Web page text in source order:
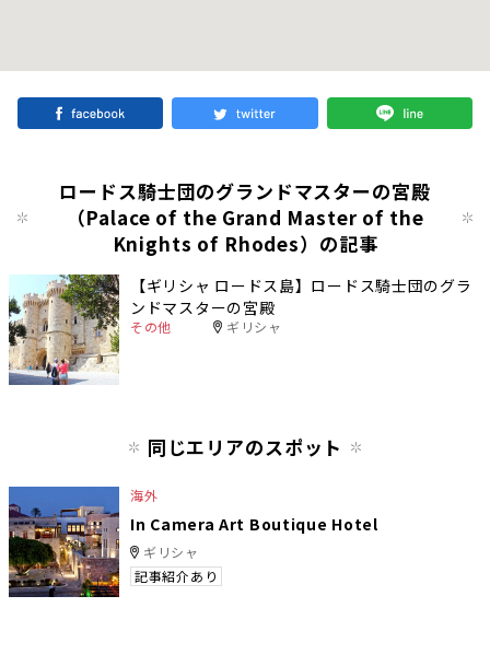
ロードス騎士団のグランドマスターの宮殿
（Palace of the Grand Master of the
Knights of Rhodes）の記事
【ギリシャ ロードス島】ロードス騎士団のグラ
ンドマスターの宮殿
その他 ギリシャ
同じエリアのスポット
海外
In Camera Art Boutique Hotel
ギリシャ
記事紹介あり